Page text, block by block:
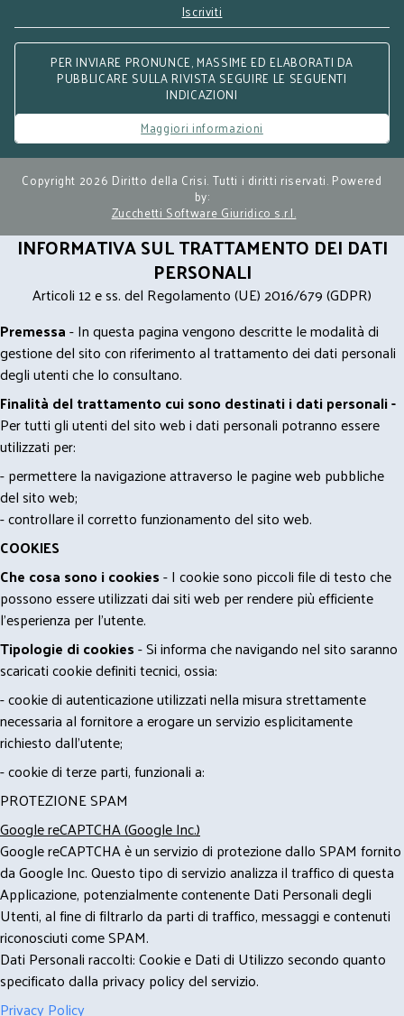
Iscriviti
PER INVIARE PRONUNCE, MASSIME ED ELABORATI DA
PUBBLICARE SULLA RIVISTA SEGUIRE LE SEGUENTI
INDICAZIONI
Maggiori informazioni
Copyright 2026 Diritto della Crisi. Tutti i diritti riservati. Powered
by:
Zucchetti Software Giuridico s.r.l.
INFORMATIVA SUL TRATTAMENTO DEI DATI
PERSONALI
Articoli 12 e ss. del Regolamento (UE) 2016/679 (GDPR)
Premessa- In questa pagina vengono descritte le modalità di
gestione del sito con riferimento al trattamento dei dati personali
degli utenti che lo consultano.
Finalità del trattamento cui sono destinati i dati personali -
Per tutti gli utenti del sito web i dati personali potranno essere
utilizzati per:
- permettere la navigazione attraverso le pagine web pubbliche
del sito web;
- controllare il corretto funzionamento del sito web.
COOKIES
Che cosa sono i cookies- I cookie sono piccoli file di testo che
possono essere utilizzati dai siti web per rendere più efficiente
l'esperienza per l'utente.
Tipologie di cookies- Si informa che navigando nel sito saranno
scaricati cookie definiti tecnici, ossia:
- cookie di autenticazione utilizzati nella misura strettamente
necessaria al fornitore a erogare un servizio esplicitamente
richiesto dall'utente;
- cookie di terze parti, funzionali a:
PROTEZIONE SPAM
Google reCAPTCHA (Google Inc.)
Google reCAPTCHA è un servizio di protezione dallo SPAM fornito
da Google Inc. Questo tipo di servizio analizza il traffico di questa
Applicazione, potenzialmente contenente Dati Personali degli
Utenti, al fine di filtrarlo da parti di traffico, messaggi e contenuti
riconosciuti come SPAM.
Dati Personali raccolti: Cookie e Dati di Utilizzo secondo quanto
specificato dalla privacy policy del servizio.
Privacy Policy